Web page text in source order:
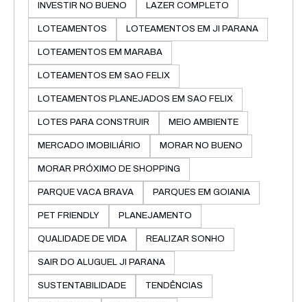
INVESTIR NO BUENO LAZER COMPLETO
LOTEAMENTOS LOTEAMENTOS EM JI PARANA
LOTEAMENTOS EM MARABA
LOTEAMENTOS EM SAO FELIX
LOTEAMENTOS PLANEJADOS EM SAO FELIX
LOTES PARA CONSTRUIR MEIO AMBIENTE
MERCADO IMOBILIÁRIO MORAR NO BUENO
MORAR PRÓXIMO DE SHOPPING
PARQUE VACA BRAVA PARQUES EM GOIANIA
PET FRIENDLY PLANEJAMENTO
QUALIDADE DE VIDA REALIZAR SONHO
SAIR DO ALUGUEL JI PARANA
SUSTENTABILIDADE TENDÊNCIAS